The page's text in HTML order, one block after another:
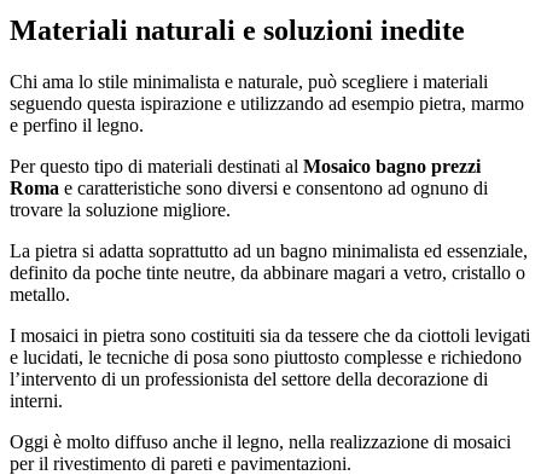
Materiali naturali e soluzioni inedite
Chi ama lo stile minimalista e naturale, può scegliere i materiali
seguendo questa ispirazione e utilizzando ad esempio pietra, marmo
e perfino il legno.
Per questo tipo di materiali destinati al Mosaico bagno prezzi
Roma e caratteristiche sono diversi e consentono ad ognuno di
trovare la soluzione migliore.
La pietra si adatta soprattutto ad un bagno minimalista ed essenziale,
definito da poche tinte neutre, da abbinare magari a vetro, cristallo o
metallo.
I mosaici in pietra sono costituiti sia da tessere che da ciottoli levigati
e lucidati, le tecniche di posa sono piuttosto complesse e richiedono
l’intervento di un professionista del settore della decorazione di
interni.
Oggi è molto diffuso anche il legno, nella realizzazione di mosaici
per il rivestimento di pareti e pavimentazioni.